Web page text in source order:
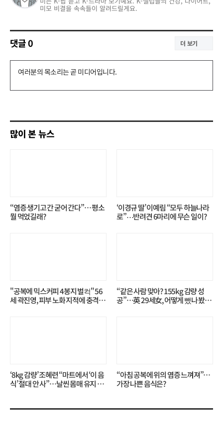
미모 비결을 속속들이 알려드릴게요.
댓글0 더 보기
댓
기
많이 본 뉴스
“염증 생기고 간 굳어 간다”… 평소
뭘 먹었길래?
‘이경규 딸’ 이예림 “모두 하늘나라
로”⋯반려견 6마리에 무슨 일이?
"공복에 믹스커피 4봉지 벌컥" 56
세 곽진영, 피부 노화 지적에 충격…
“같은 사람 맞아? 155kg 감량 성
공”…英 29세女, 어떻게 뺐나 봤더
‘8kg 감량’ 조혜련 “마트에서 ‘이 음
식’ 절대 안 사”…날씬 몸매 유지 비
“아침 공복에 위의 염증 느껴져”…
가장 나쁜 음식은?